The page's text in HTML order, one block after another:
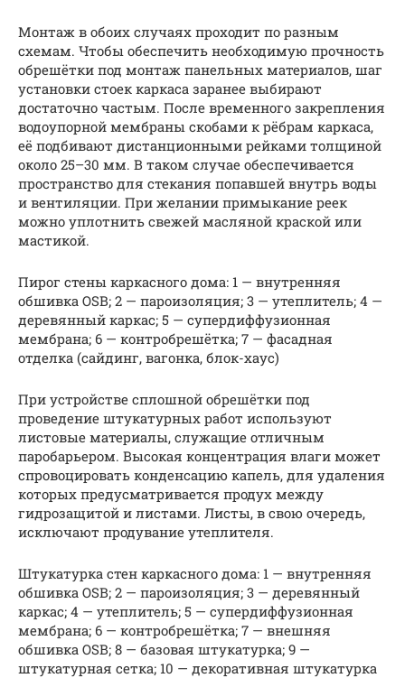
Монтаж в обоих случаях проходит по разным
схемам. Чтобы обеспечить необходимую прочность
обрешётки под монтаж панельных материалов, шаг
установки стоек каркаса заранее выбирают
достаточно частым. После временного закрепления
водоупорной мембраны скобами к рёбрам каркаса,
её подбивают дистанционными рейками толщиной
около 25–30 мм. В таком случае обеспечивается
пространство для стекания попавшей внутрь воды
и вентиляции. При желании примыкание реек
можно уплотнить свежей масляной краской или
мастикой.
Пирог стены каркасного дома: 1 — внутренняя
обшивка OSB; 2 — пароизоляция; 3 — утеплитель; 4 —
деревянный каркас; 5 — супердиффузионная
мембрана; 6 — контробрешётка; 7 — фасадная
отделка (сайдинг, вагонка, блок-хаус)
При устройстве сплошной обрешётки под
проведение штукатурных работ используют
листовые материалы, служащие отличным
паробарьером. Высокая концентрация влаги может
спровоцировать конденсацию капель, для удаления
которых предусматривается продух между
гидрозащитой и листами. Листы, в свою очередь,
исключают продувание утеплителя.
Штукатурка стен каркасного дома: 1 — внутренняя
обшивка OSB; 2 — пароизоляция; 3 — деревянный
каркас; 4 — утеплитель; 5 — супердиффузионная
мембрана; 6 — контробрешётка; 7 — внешняя
обшивка OSB; 8 — базовая штукатурка; 9 —
штукатурная сетка; 10 — декоративная штукатурка